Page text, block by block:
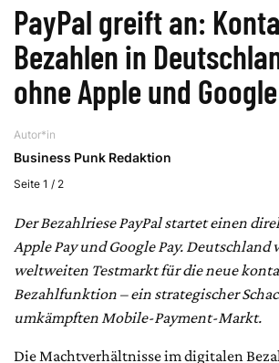
PayPal greift an:
Bezahlen in
ohne Apple und
Autor*in
Business Punk Redaktion
Seite 1 / 2
Der Bezahlriese PayPal startet einen
Apple Pay und Google Pay. Deutschland
weltweiten Testmarkt für die neue
Bezahlfunktion – ein strategischer
umkämpften Mobile-Payment-Markt.
Die Machtverhältnisse im digitalen